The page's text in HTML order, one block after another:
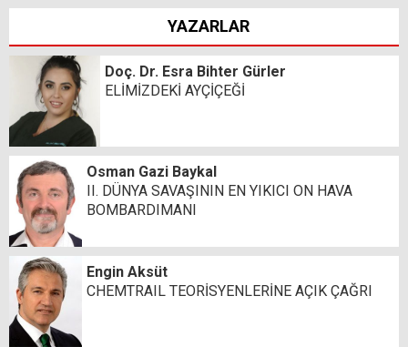
YAZARLAR
Doç. Dr. Esra Bihter Gürler
ELİMİZDEKİ AYÇİÇEĞİ
Osman Gazi Baykal
II. DÜNYA SAVAŞININ EN YIKICI ON HAVA
BOMBARDIMANI
Engin Aksüt
CHEMTRAIL TEORİSYENLERİNE AÇIK ÇAĞRI